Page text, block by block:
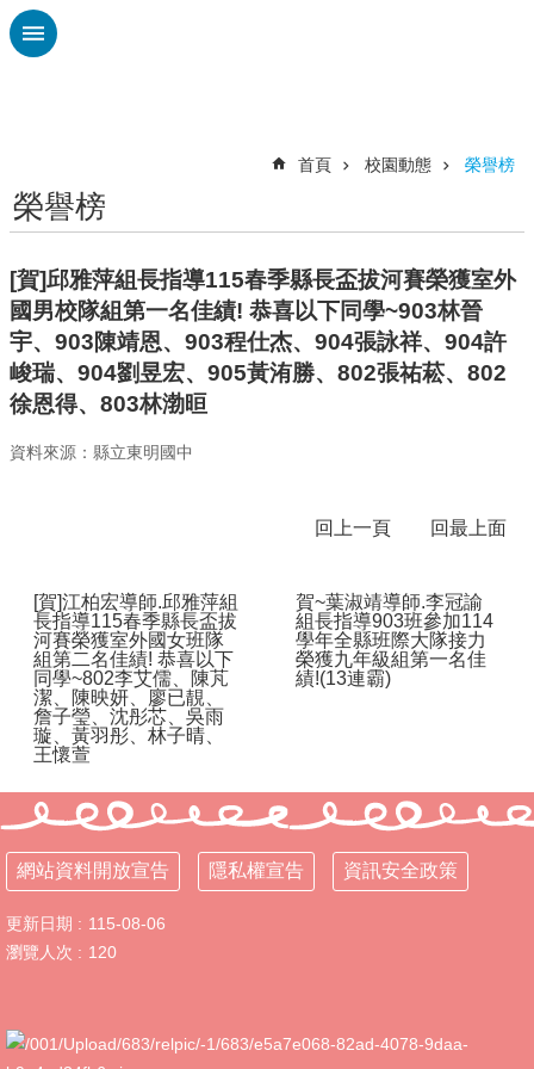
跳到主要內容區塊
校
布
告
欄
雲
林
縣
育
程
計
畫
115
學
年
學
生
總
量
制
辦
年
首頁 校園動態 榮譽榜
榮譽榜
[賀]邱雅萍組長指導115春季縣長盃拔河賽榮獲室外
國男校隊組第一名佳績! 恭喜以下同學~903林晉
宇、903陳靖恩、903程仕杰、904張詠祥、904許
峻瑞、904劉昱宏、905黃洧勝、802張祐菘、802
徐恩得、803林渤晅
資料來源：縣立東明國中
回上一頁 回最上面
[賀]江柏宏導師.邱雅萍組
長指導115春季縣長盃拔
河賽榮獲室外國女班隊
組第二名佳績! 恭喜以下
同學~802李艾儒、陳芃
潔、陳映妍、廖已靚、
詹子瑩、沈彤芯、吳雨
璇、黃羽彤、林子晴、
王懷萱
賀~葉淑靖導師.李冠諭
組長指導903班參加114
學年全縣班際大隊接力
榮獲九年級組第一名佳
績!(13連霸)
網站資料開放宣告 隱私權宣告 資訊安全政策
更新日期
115-08-06
瀏覽人次
120